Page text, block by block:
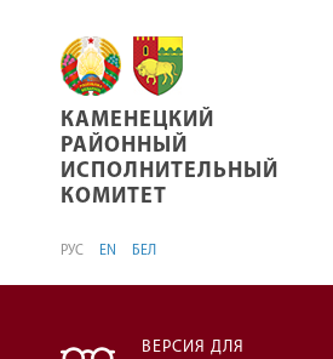
КАМЕНЕЦКИЙ
КАМЕНЕЦКИЙ
РАЙОННЫЙ
ИСПОЛНИТЕЛЬНЫЙ
КОМИТЕТ
РУС EN БЕЛ
ВЕРСИЯ ДЛЯ